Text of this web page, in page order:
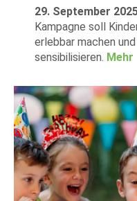
29. September
Kampagne soll
erlebbar machen
sensibilisieren. Mehr